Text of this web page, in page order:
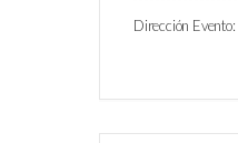
Dirección Evento: